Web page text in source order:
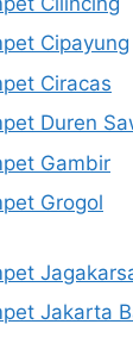
Cipayung
Ciracas
Duren
Gambir
Grogol
Jakarta